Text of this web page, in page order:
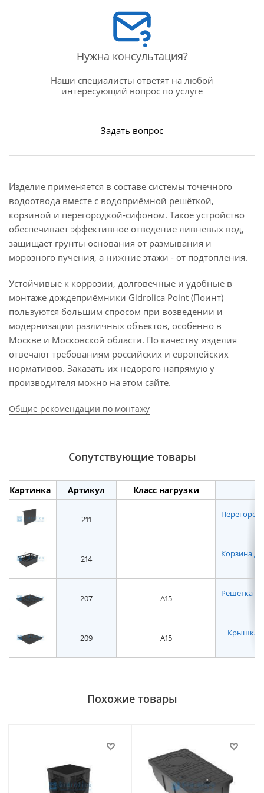
Нужна консультация?
Наши специалисты ответят на любой
интересующий вопрос по услуге
Задать вопрос
Изделие применяется в составе системы точечного
водоотвода вместе с водоприёмной решёткой,
корзиной и перегородкой-сифоном. Такое устройство
обеспечивает эффективное отведение ливневых вод,
защищает грунты основания от размывания и
морозного пучения, а нижние этажи - от подтопления.
Устойчивые к коррозии, долговечные и удобные в
монтаже дождеприёмники Gidrolica Point (Поинт)
пользуются большим спросом при возведении и
модернизации различных объектов, особенно в
Москве и Московской области. По качеству изделия
отвечают требованиям российских и европейских
нормативов. Заказать их недорого напрямую у
производителя можно на этом сайте.
Общие рекомендации по монтажу
Сопутствующие товары
Картинка Артикул Класс нагрузки
211
214 Корзина
207 A15 Решетка
209 A15 Крышка
Похожие товары